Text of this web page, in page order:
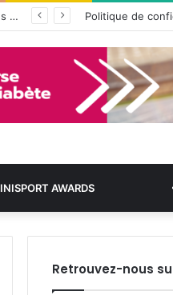
Politique de
INISPORT AWARDS
Retrouvez-nous